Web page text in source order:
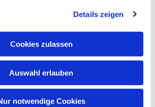
Details zeigen
Cookies zulassen
Auswahl erlauben
notwendige Cookies